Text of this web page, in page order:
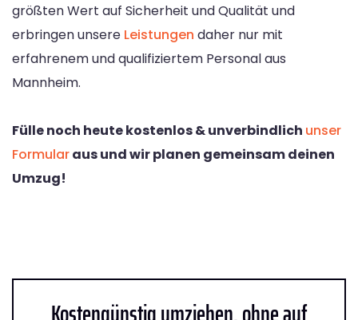
größten Wert auf Sicherheit und Qualität und
erbringen unsere Leistungen daher nur mit
erfahrenem und qualifiziertem Personal aus
Mannheim.
Fülle noch heute kostenlos & unverbindlich unser
Formularaus und wir planen gemeinsam deinen
Umzug!